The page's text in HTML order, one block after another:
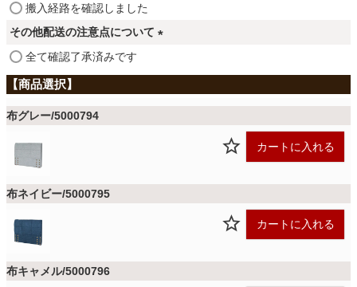
マット
収納用品
生活用品
搬入経路を確認しました
その他配送の注意点について
必
須
)
全て確認了承済みです
布グレー/5000794
カートに入れる
布ネイビー/5000795
カートに入れる
布キャメル/5000796